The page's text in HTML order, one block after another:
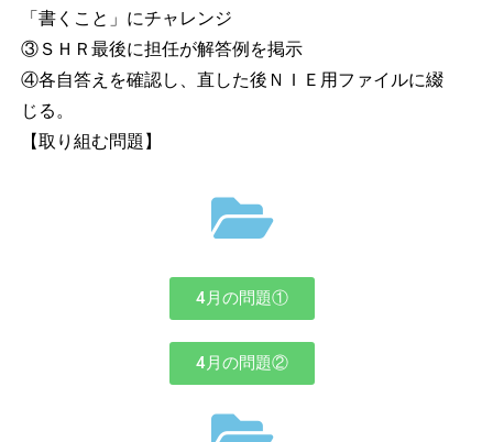
「書くこと」にチャレンジ
③ＳＨＲ最後に担任が解答例を掲示
④各自答えを確認し、直した後ＮＩＥ用ファイルに綴
じる。
【取り組む問題】
4月の問題①
4月の問題②